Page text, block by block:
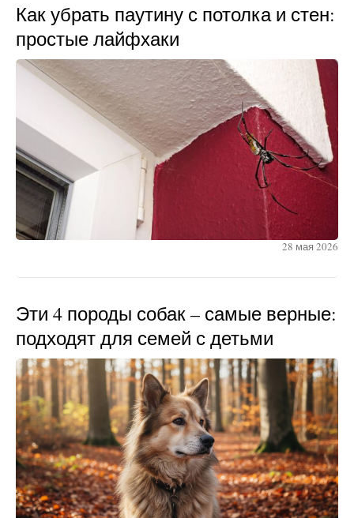
Как убрать паутину с потолка и стен:
простые лайфхаки
28 мая 2026
Эти 4 породы собак – самые верные:
подходят для семей с детьми